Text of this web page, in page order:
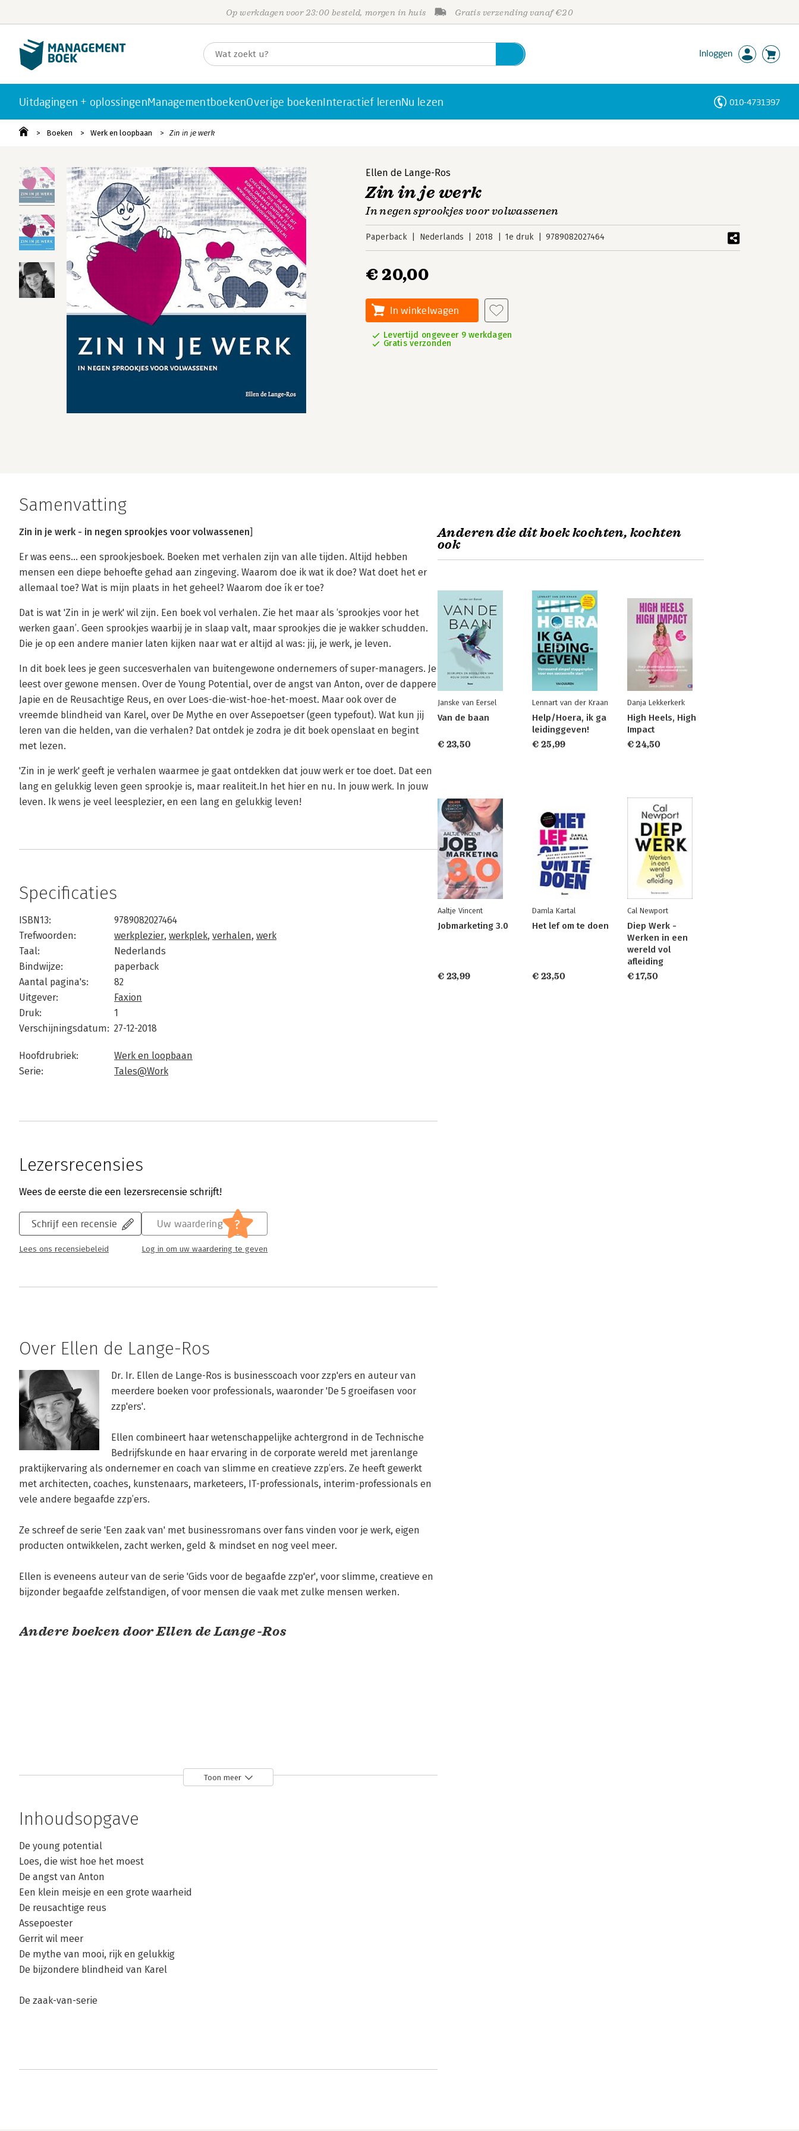
Op werkdagen voor 23:00 besteld, morgen in huis Gratis verzending vanaf €20
Inloggen
Uitdagingen + oplossingenManagementboekenOverige boekenInteractief lerenNu lezen 010-4731397
Boeken Werk en loopbaan Zin in je werk
Ellen de Lange-Ros
Zin in je werk
In negen sprookjes voor volwassenen
Paperback Nederlands 2018 1e druk 9789082027464
€ 20,00
In winkelwagen
Levertijd ongeveer 9 werkdagen
Gratis verzonden
Samenvatting
Zin in je werk - in negen sprookjes voor volwassenen]
Er was eens... een sprookjesboek. Boeken met verhalen zijn van alle tijden. Altijd hebben
mensen een diepe behoefte gehad aan zingeving. Waarom doe ik wat ik doe? Wat doet het er
allemaal toe? Wat is mijn plaats in het geheel? Waarom doe ík er toe?
Dat is wat 'Zin in je werk' wil zijn. Een boek vol verhalen. Zie het maar als ‘sprookjes voor het
werken gaan’. Geen sprookjes waarbij je in slaap valt, maar sprookjes die je wakker schudden.
Die je op een andere manier laten kijken naar wat er altijd al was: jij, je werk, je leven.
In dit boek lees je geen succesverhalen van buitengewone ondernemers of super-managers. Je
leest over gewone mensen. Over de Young Potential, over de angst van Anton, over de dappere
Japie en de Reusachtige Reus, en over Loes-die-wist-hoe-het-moest. Maar ook over de
vreemde blindheid van Karel, over De Mythe en over Assepoetser (geen typefout). Wat kun jij
leren van die helden, van die verhalen? Dat ontdek je zodra je dit boek openslaat en begint
met lezen.
'Zin in je werk' geeft je verhalen waarmee je gaat ontdekken dat jouw werk er toe doet. Dat een
lang en gelukkig leven geen sprookje is, maar realiteit.In het hier en nu. In jouw werk. In jouw
leven. Ik wens je veel leesplezier, en een lang en gelukkig leven!
Specificaties
ISBN13:
9789082027464
Trefwoorden:
werkplezier, werkplek, verhalen, werk
Taal:
Nederlands
Bindwijze:
paperback
Aantal pagina's:
82
Uitgever:
Faxion
Druk:
1
Verschijningsdatum: 27-12-2018
Hoofdrubriek:
Werk en loopbaan
Serie:
Tales@Work
Lezersrecensies
Wees de eerste die een lezersrecensie schrijft!
Schrijf een recensie
Lees ons recensiebeleid
Uw waardering ?
Log in om uw waardering te geven
Over Ellen de Lange-Ros
Dr. Ir. Ellen de Lange-Ros is businesscoach voor zzp'ers en auteur van
meerdere boeken voor professionals, waaronder 'De 5 groeifasen voor
zzp'ers'.
Ellen combineert haar wetenschappelijke achtergrond in de Technische
Bedrijfskunde en haar ervaring in de corporate wereld met jarenlange
praktijkervaring als ondernemer en coach van slimme en creatieve zzp’ers. Ze heeft gewerkt
met architecten, coaches, kunstenaars, marketeers, IT-professionals, interim-professionals en
vele andere begaafde zzp’ers.
Ze schreef de serie 'Een zaak van' met businessromans over fans vinden voor je werk, eigen
producten ontwikkelen, zacht werken, geld & mindset en nog veel meer.
Ellen is eveneens auteur van de serie 'Gids voor de begaafde zzp'er', voor slimme, creatieve en
bijzonder begaafde zelfstandigen, of voor mensen die vaak met zulke mensen werken.
Andere boeken door Ellen de Lange-Ros
voor zzp'ers
Ontdek je
Toon meer
Inhoudsopgave
De young potential
Loes, die wist hoe het moest
De angst van Anton
Een klein meisje en een grote waarheid
De reusachtige reus
Assepoester
Gerrit wil meer
De mythe van mooi, rijk en gelukkig
De bijzondere blindheid van Karel
De zaak-van-serie
Anderen die dit boek kochten, kochten
ook
Janske van Eersel
Van de baan
€ 23,50
Lennart van der Kraan
Help/Hoera, ik ga
leidinggeven!
€ 25,99
Danja Lekkerkerk
High Heels, High
Impact
€ 24,50
Aaltje Vincent
Jobmarketing 3.0
€ 23,99
Damla Kartal
Het lef om te doen
€ 23,50
Cal Newport
Diep Werk -
Werken in een
wereld vol
afleiding
€ 17,50
Personen